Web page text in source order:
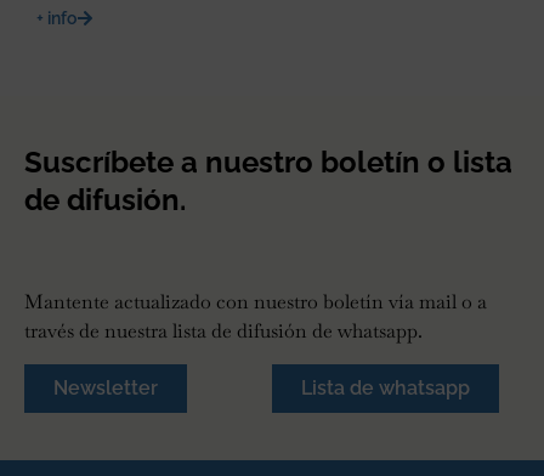
+ info
Suscríbete a nuestro boletín o lista
de difusión.
Mantente actualizado con nuestro boletín vía mail o a
través de nuestra lista de difusión de whatsapp.
Newsletter Lista de whatsapp